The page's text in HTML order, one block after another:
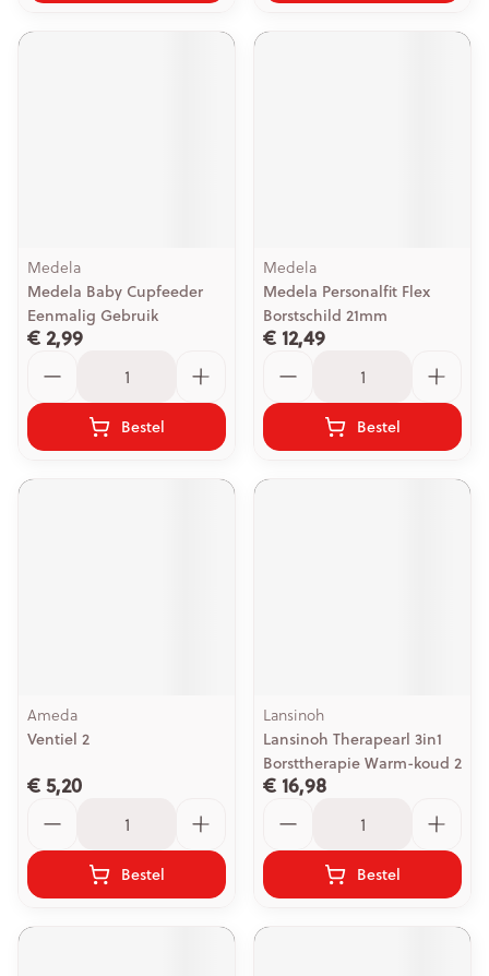
Medela
Medela Baby Cupfeeder
Eenmalig Gebruik
€ 2,99
Bestel
Medela
Medela Personalfit Flex
Borstschild 21mm
€ 12,49
Bestel
Ameda
Ventiel 2
€ 5,20
Bestel
Lansinoh
Lansinoh Therapearl 3in1
Borsttherapie Warm-koud 2
€ 16,98
Bestel